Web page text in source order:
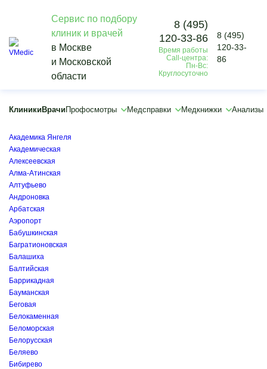
Сервис по подбору
клиник и врачей
в Москве
и Московской
области
8 (495)
120-33-86
Время работы
Call-центра:
Пн-Вс:
Круглосуточно
8 (495)
120-33-
86
Клиники Врачи Профосмотры Медсправки Медкнижки Анализы
Vmedic
Анализы
Диагностика инфекций
Определение инфекционных антигенов в кале
Авиамоторная
Академика Янгеля
Академическая
Алексеевская
Алма-Атинская
Алтуфьево
Андроновка
Арбатская
Аэропорт
Бабушкинская
Багратионовская
Балашиха
Балтийская
Баррикадная
Бауманская
Беговая
Белокаменная
Беломорская
Белорусская
Беляево
Бибирево